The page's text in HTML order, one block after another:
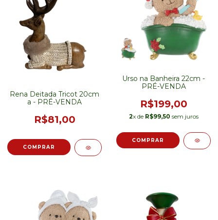
Rena Deitada Tricot 20cm
a - PRÉ-VENDA
R$81,00
Urso na Banheira 22cm -
PRÉ-VENDA
R$199,00
2x de R$99,50 sem juros